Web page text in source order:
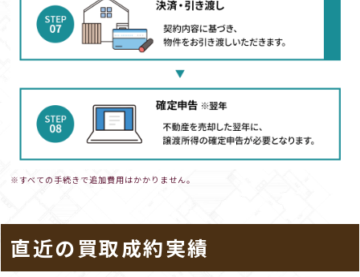
※すべての手続きで追加費用はかかりません。
直近の買取成約実績